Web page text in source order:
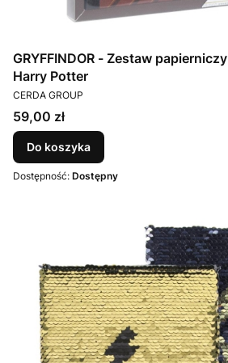
GRYFFINDOR - Zestaw papierniczy długopis i zeszyt -
Harry Potter
PRODUCENT
CERDA GROUP
Cena
59,00 zł
Do koszyka
Dostępność: Dostępny